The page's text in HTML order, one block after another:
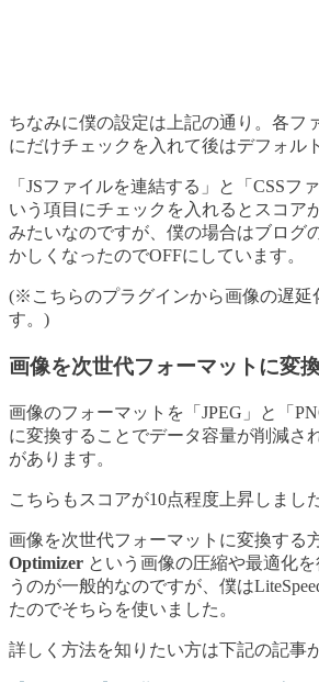
ちなみに僕の設定は上記の通り。各フ
にだけチェックを入れて後はデフォル
「JSファイルを連結する」と「CSSフ
いう項目にチェックを入れるとスコア
みたいなのですが、僕の場合はブログ
かしくなったのでOFFにしています。
(※こちらのプラグインから画像の遅延
す。)
画像を次世代フォーマットに変
画像のフォーマットを「JPEG」と「
に変換することでデータ容量が削減さ
があります。
こちらもスコアが10点程度上昇しました
画像を次世代フォーマットに変換する
Optimizer という画像の圧縮や最適化
うのが一般的なのですが、僕は
たのでそちらを使いました。
詳しく方法を知りたい方は下記の記事